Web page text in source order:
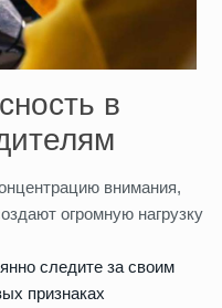
в
внимания,
огромную нагрузку
следите за своим
признаках